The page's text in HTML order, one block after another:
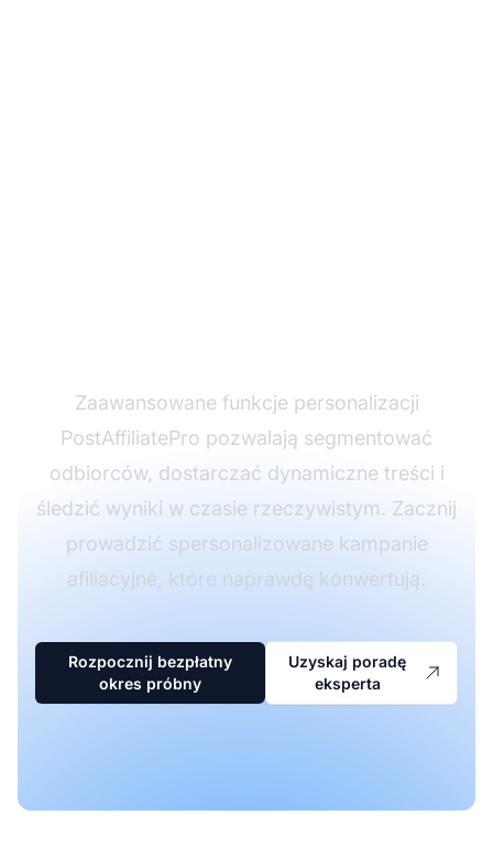
Zaawansowane funkcje personalizacji
PostAffiliatePro pozwalają segmentować
odbiorców, dostarczać dynamiczne treści i
śledzić wyniki w czasie rzeczywistym. Zacznij
prowadzić spersonalizowane kampanie
afiliacyjne, które naprawdę konwertują.
Rozpocznij bezpłatny
okres próbny
Uzyskaj poradę
eksperta